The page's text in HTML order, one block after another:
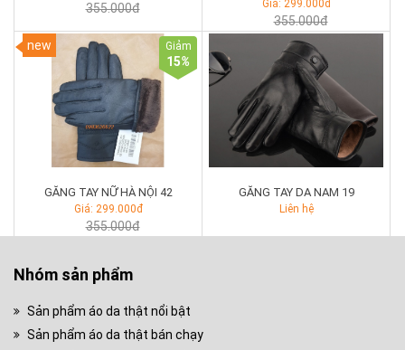
355.000đ Giá: 299.000đ
355.000đ
new
Giảm
15%
GĂNG TAY NỮ HÀ NỘI 42
Giá: 299.000đ
355.000đ
GĂNG TAY DA NAM 19
Liên hệ
Nhóm sản phẩm
Sản phẩm áo da thật nổi bật
Sản phẩm áo da thật bán chạy